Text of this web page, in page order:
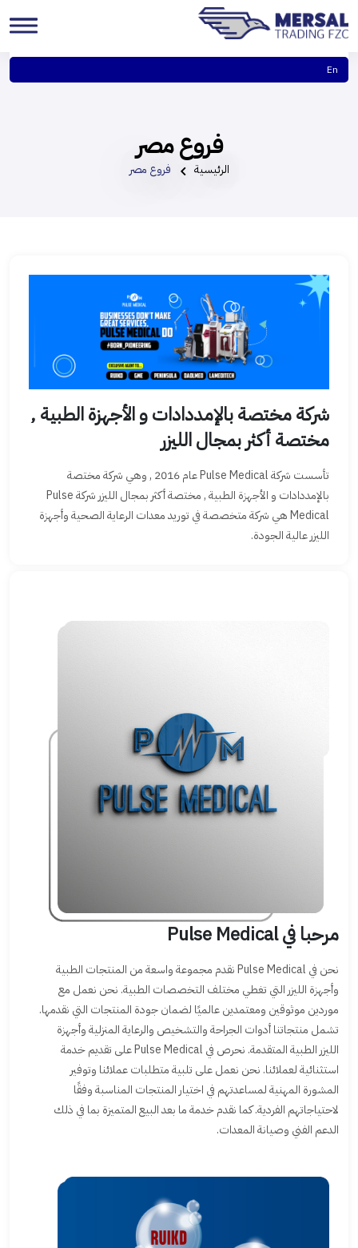
En
فروع مصر
الرئيسية فروع مصر
شركة مختصة بالإمددادات و الأجهزة الطبية ,
مختصة أكثر بمجال الليزر
تأسست شركة Pulse Medical عام 2016 , وهي شركة مختصة
بالإمددادات و الأجهزة الطبية , مختصة أكثر بمجال الليزر شركة Pulse
Medical هي شركة متخصصة في توريد معدات الرعاية الصحية وأجهزة
الليزر عالية الجودة.
مرحبا في Pulse Medical
نحن في Pulse Medical نقدم مجموعة واسعة من المنتجات الطبية
وأجهزة الليزر التي تغطي مختلف التخصصات الطبية. نحن نعمل مع
موردين موثوقين ومعتمدين عالميًا لضمان جودة المنتجات التي نقدمها.
تشمل منتجاتنا أدوات الجراحة والتشخيص والرعاية المنزلية وأجهزة
الليزر الطبية المتقدمة. نحرص في Pulse Medical على تقديم خدمة
استثنائية لعملائنا. نحن نعمل على تلبية متطلبات عملائنا وتوفير
المشورة المهنية لمساعدتهم في اختيار المنتجات المناسبة وفقًا
لاحتياجاتهم الفردية. كما نقدم خدمة ما بعد البيع المتميزة بما في ذلك
الدعم الفني وصيانة المعدات.